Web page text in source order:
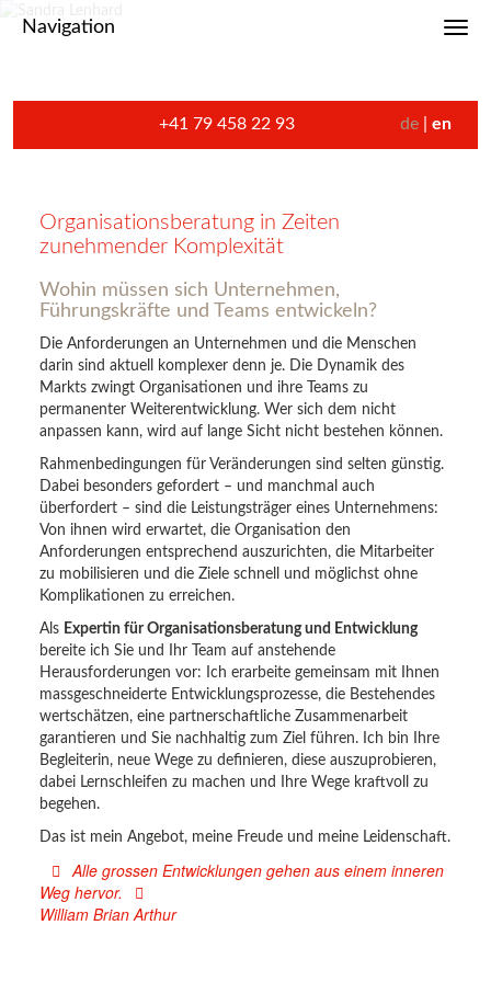
Navigation
+41 79 458 22 93 de en
Organisationsberatung in Zeiten
zunehmender Komplexität
Wohin müssen sich Unternehmen,
Führungskräfte und Teams entwickeln?
Die Anforderungen an Unternehmen und die Menschen
darin sind aktuell komplexer denn je. Die Dynamik des
Markts zwingt Organisationen und ihre Teams zu
permanenter Weiterentwicklung. Wer sich dem nicht
anpassen kann, wird auf lange Sicht nicht bestehen können.
Rahmenbedingungen für Veränderungen sind selten günstig.
Dabei besonders gefordert – und manchmal auch
überfordert – sind die Leistungsträger eines Unternehmens:
Von ihnen wird erwartet, die Organisation den
Anforderungen entsprechend auszurichten, die Mitarbeiter
zu mobilisieren und die Ziele schnell und möglichst ohne
Komplikationen zu erreichen.
Als Expertin für Organisationsberatung und Entwicklung
bereite ich Sie und Ihr Team auf anstehende
Herausforderungen vor: Ich erarbeite gemeinsam mit Ihnen
massgeschneiderte Entwicklungsprozesse, die Bestehendes
wertschätzen, eine partnerschaftliche Zusammenarbeit
garantieren und Sie nachhaltig zum Ziel führen. Ich bin Ihre
Begleiterin, neue Wege zu definieren, diese auszuprobieren,
dabei Lernschleifen zu machen und Ihre Wege kraftvoll zu
begehen.
Das ist mein Angebot, meine Freude und meine Leidenschaft.
Alle grossen Entwicklungen gehen aus einem inneren
Weg hervor.
William Brian Arthur